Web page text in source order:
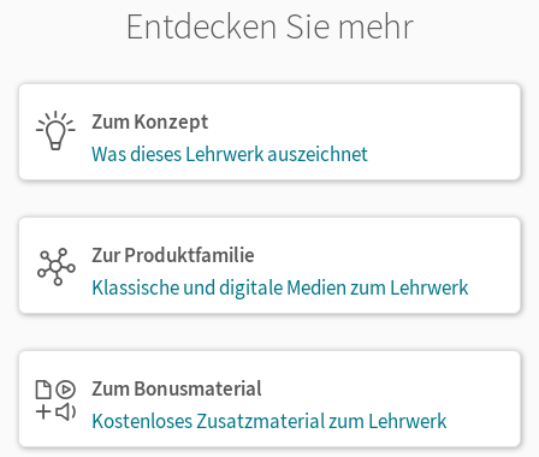
Entdecken Sie mehr
Zum Konzept
Was dieses Lehrwerk auszeichnet
Zur Produktfamilie
Klassische und digitale Medien zum Lehrwerk
Zum Bonusmaterial
Kostenloses Zusatzmaterial zum Lehrwerk